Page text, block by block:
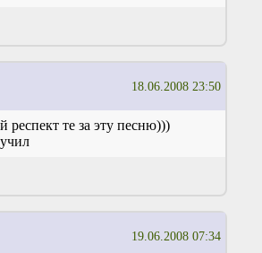
18.06.2008 23:50
респект те за эту песню)))
19.06.2008 07:34